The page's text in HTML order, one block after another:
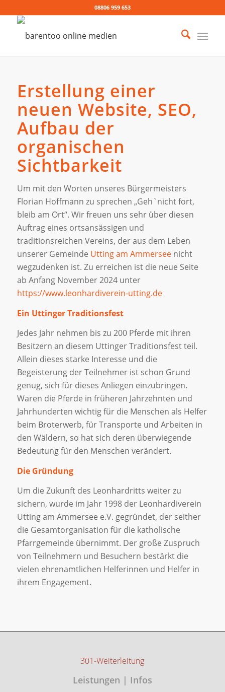
08806 959 653
Erstellung einer
neuen Website, SEO,
Aufbau der
organischen
Sichtbarkeit
Um mit den Worten unseres Bürgermeisters
Florian Hoffmann zu sprechen „Geh`nicht fort,
bleib am Ort“. Wir freuen uns sehr über diesen
Auftrag eines ortsansässigen und
traditionsreichen Vereins, der aus dem Leben
unserer Gemeinde Utting am Ammerseenicht
wegzudenken ist. Zu erreichen ist die neue Seite
ab Anfang November 2024 unter
https://www.leonhardiverein-utting.de
Ein Uttinger Traditionsfest
Jedes Jahr nehmen bis zu 200 Pferde mit ihren
Besitzern an diesem Uttinger Traditionsfest teil.
Allein dieses starke Interesse und die
Begeisterung der Teilnehmer ist schon Grund
genug, sich für dieses Anliegen einzubringen.
Waren die Pferde in früheren Jahrzehnten und
Jahrhunderten wichtig für die Menschen als Helfer
beim Broterwerb, für Transporte und Arbeiten in
den Wäldern, so hat sich deren überwiegende
Bedeutung für den Menschen verändert.
Die Gründung
Um die Zukunft des Leonhardritts weiter zu
sichern, wurde im Jahr 1998 der Leonhardiverein
Utting am Ammersee e.V. gegründet, der seither
die Gesamtorganisation für die katholische
Pfarrgemeinde übernimmt. Der große Zuspruch
von Teilnehmern und Besuchern bestärkt die
vielen ehrenamtlichen Helferinnen und Helfer in
ihrem Engagement.
301-Weiterleitung
Leistungen | Infos